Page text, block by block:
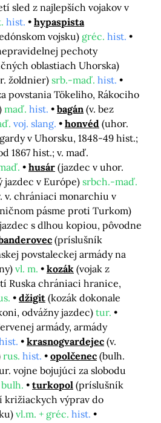
sled z najlepších vojakov v
hist.
hypaspista
vojsku) gréc. hist.
pechoty
oblastiach Uhorska)
žoldnier)srb.-maď. hist.
povstania Tökeliho, Rákociho
maď. hist. bagán (v. bez
voj. slang. honvéd (uhor.
v Uhorsku, 1848-49 hist.;
1867 hist.; v. maď.
husár (jazdec v uhor.
jazdec v Európe) srbch.-maď.
v. chrániaci monarchiu v
pásme proti Turkom)
s dlhou kopiou, pôvodne
(príslušník
povstaleckej armády na
vl. m. kozák (vojak z
Ruska chrániaci hranice,
džigit (kozák dokonale
odvážny jazdec) tur.
armády, armády
krasnogvardejec (v.
rus. hist. opolčenec (bulh.
vojne bojujúci za slobodu
bulh. turkopol (príslušník
križiackych výprav do
vl.m. + gréc. hist.